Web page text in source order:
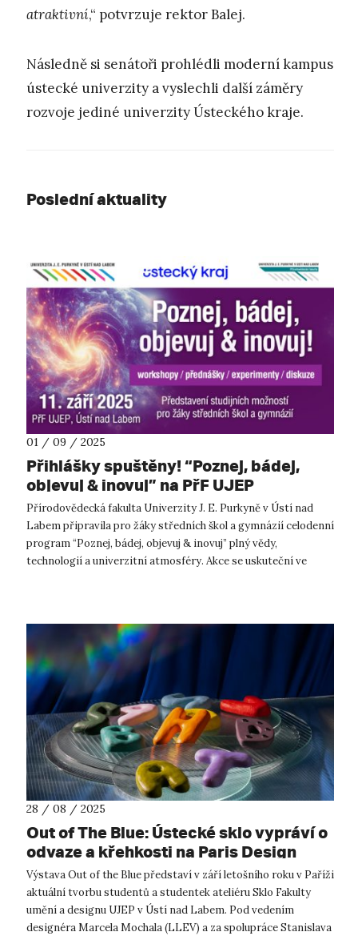
atraktivní,“ potvrzuje rektor Balej.
Následně si senátoři prohlédli moderní kampus
ústecké univerzity a vyslechli další záměry
rozvoje jediné univerzity Ústeckého kraje.
Poslední aktuality
01 / 09 / 2025
Přihlášky spuštěny! “Poznej, bádej,
objevuj & inovuj” na PřF UJEP
Přírodovědecká fakulta Univerzity J. E. Purkyně v Ústí nad
Labem připravila pro žáky středních škol a gymnázií celodenní
program “Poznej, bádej, objevuj & inovuj” plný vědy,
technologií a univerzitní atmosféry. Akce se uskuteční ve
28 / 08 / 2025
Out of The Blue: Ústecké sklo vypráví o
odvaze a křehkosti na Paris Design
Week 2025
Výstava Out of the Blue představí v září letošního roku v Paříži
aktuální tvorbu studentů a studentek ateliéru Sklo Fakulty
umění a designu UJEP v Ústí nad Labem. Pod vedením
designéra Marcela Mochala (LLEV) a za spolupráce Stanislava